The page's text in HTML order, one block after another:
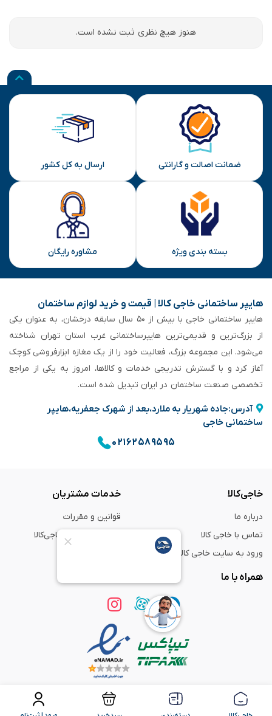
هنوز هیچ نظری ثبت نشده است.
ضمانت اصالت و گارانتی ارسال به کل کشور
بسته بندی ویژه مشاوره رایگان
هایپر ساختمانی خاجی‌ کالا | قیمت و خرید لوازم ساختمان
هایپر ساختمانی خاجی‌ با بیش از ۵۰ سال سابقه‌ درخشان، به عنوان یکی
از بزرگ‌ترین و قدیمی‌ترین هایپرساختمانی‌ غرب استان تهران شناخته
می‌شود. این مجموعه بزرگ، فعالیت خود را از یک مغازه ابزارفروشی کوچک
آغاز کرد و با گسترش تدریجی خدمات و کالاها، امروز به یکی از مراجع
تخصصی صنعت ساختمان در ایران تبدیل شده است.
آدرس:جاده شهریار به ملارد،بعد از شهرک جعفریه،هایپر
ساختمانی خاجی
۰۲۱۶۲۵۸۹۵۹۵
خاجی‌کالا
درباره ما
تماس با خاجی کالا
ورود به سایت خاجی‌ کالا
خدمات مشتریان
قوانین و مقررات
راهنمای خرید از خاجی‌کالا
همراه با ما
استفاده از مطالب فروشگاه اینترنتی خاجی‌ کالا
فقط برای مقاصد غیر تجاری و با ذکر